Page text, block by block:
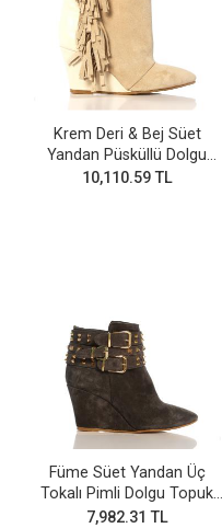
Krem Deri & Bej Süet
Yandan Püsküllü Dolgu
Topuk Bot
10,110.59 TL
Füme Süet Yandan Üç
Tokalı Pimli Dolgu Topuk
Bot
7,982.31 TL